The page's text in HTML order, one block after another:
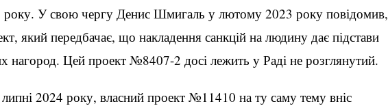
року. У свою чергу Денис Шмигаль у лютому 2023 року повідомив,
який передбачає, що накладення санкцій на людину дає підстави
нагород. Цей проект №8407-2 досі лежить у Раді не розглянутий.
2024 року, власний проект №11410 на ту саму тему вніс